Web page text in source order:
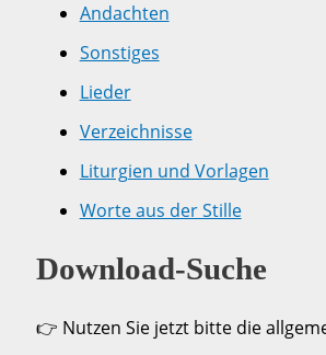
Andachten
Sonstiges
Lieder
Verzeichnisse
Liturgien und Vorlagen
Worte aus der Stille
Download-Suche
👉 Nutzen Sie jetzt bitte die